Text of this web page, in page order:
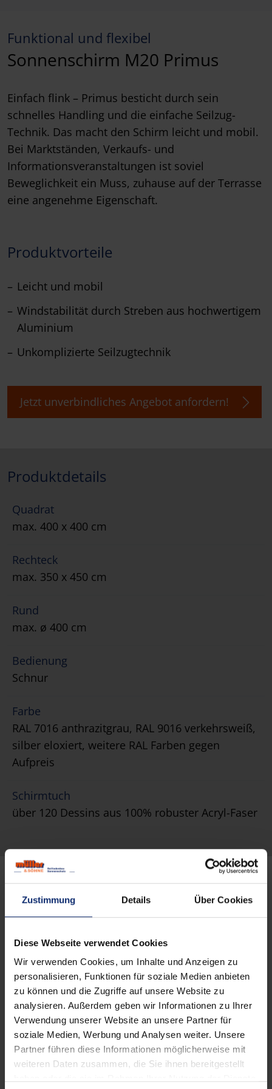
Zustimmung Details Über Cookies
Diese Webseite verwendet Cookies
Wir verwenden Cookies, um Inhalte und Anzeigen zu
personalisieren, Funktionen für soziale Medien anbieten
zu können und die Zugriffe auf unsere Website zu
analysieren. Außerdem geben wir Informationen zu Ihrer
Verwendung unserer Website an unsere Partner für
soziale Medien, Werbung und Analysen weiter. Unsere
Partner führen diese Informationen möglicherweise mit
weiteren Daten zusammen, die Sie ihnen bereitgestellt
Funktional und flexibel
Sonnenschirm M20 Primus
Einfach flink – Primus besticht durch sein
schnelles Handling und die einfache Seilzug-
Technik. Das macht den Schirm leicht und mobil.
Bei Marktständen, Verkaufs- und
Informationsveranstaltungen ist soviel
Beweglichkeit ein Muss, zuhause auf der Terrasse
eine angenehme Eigenschaft.
Produktvorteile
Leicht und mobil
Windstabilität durch Streben aus hochwertigem
Aluminium
Unkomplizierte Seilzugtechnik
Jetzt unverbindliches Angebot anfordern!
Produktdetails
Quadrat
max. 400 x 400 cm
Rechteck
max. 350 x 450 cm
Rund
max. ø 400 cm
Bedienung
Schnur
Farbe
RAL 7016 anthrazitgrau, RAL 9016 verkehrsweiß,
silber eloxiert, weitere RAL Farben gegen
Aufpreis
Schirmtuch
über 120 Dessins aus 100% robuster Acryl-Faser
Schaffen Sie Ihren Schatten immer da,